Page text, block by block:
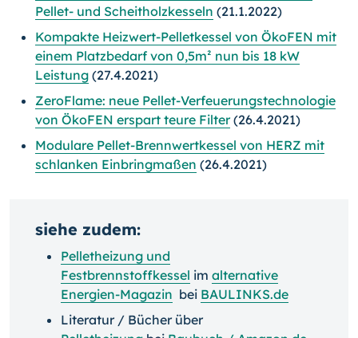
Pellet- und Scheitholzkesseln (21.1.2022)
Kompakte Heizwert-Pelletkessel von ÖkoFEN mit
einem Platzbedarf von 0,5m² nun bis 18 kW
Leistung (27.4.2021)
ZeroFlame: neue Pellet-Verfeuerungstechnologie
von ÖkoFEN erspart teure Filter(26.4.2021)
Modulare Pellet-Brennwertkessel von HERZ mit
schlanken Einbringmaßen (26.4.2021)
siehe zudem:
Pelletheizung und
Festbrennstoffkessel im alternative
Energien-Magazin bei BAULINKS.de
Literatur / Bücher über